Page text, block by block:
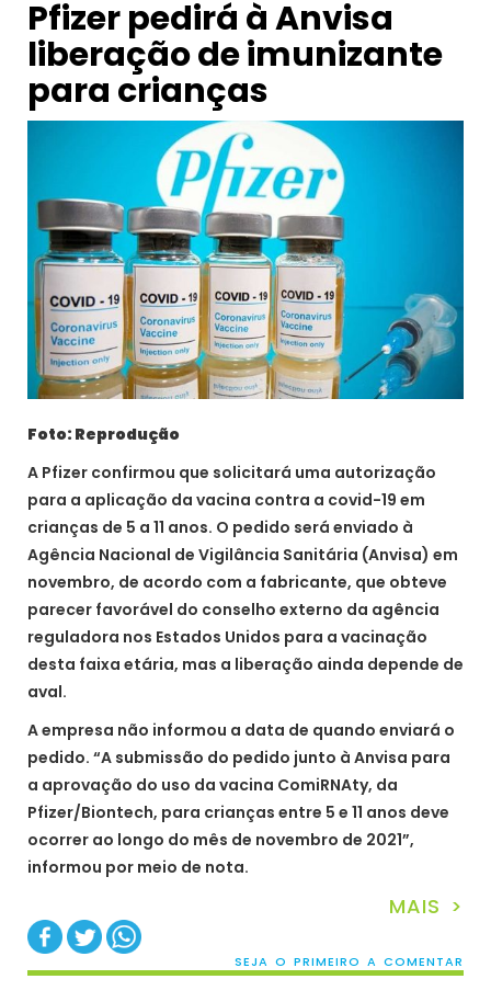
Pfizer pedirá à Anvisa
liberação de imunizante
para crianças
Foto: Reprodução
A Pfizer confirmou que solicitará uma autorização
para a aplicação da vacina contra a covid-19 em
crianças de 5 a 11 anos. O pedido será enviado à
Agência Nacional de Vigilância Sanitária (Anvisa) em
novembro, de acordo com a fabricante, que obteve
parecer favorável do conselho externo da agência
reguladora nos Estados Unidos para a vacinação
desta faixa etária, mas a liberação ainda depende de
aval.
A empresa não informou a data de quando enviará o
pedido. “A submissão do pedido junto à Anvisa para
a aprovação do uso da vacina ComiRNAty, da
Pfizer/Biontech, para crianças entre 5 e 11 anos deve
ocorrer ao longo do mês de novembro de 2021”,
informou por meio de nota.
MAIS >
SEJA O PRIMEIRO A COMENTAR